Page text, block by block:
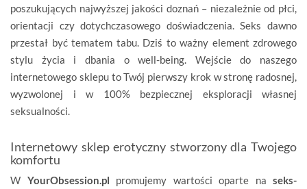
poszukujących najwyższej jakości doznań – niezależnie od płci,
orientacji czy dotychczasowego doświadczenia. Seks dawno
przestał być tematem tabu. Dziś to ważny element zdrowego
stylu życia i dbania o well-being. Wejście do naszego
internetowego sklepu to Twój pierwszy krok w stronę radosnej,
wyzwolonej i w 100% bezpiecznej eksploracji własnej
seksualności.
Internetowy sklep erotyczny stworzony dla Twojego
komfortu
W YourObsession.pl promujemy wartości oparte na seks-